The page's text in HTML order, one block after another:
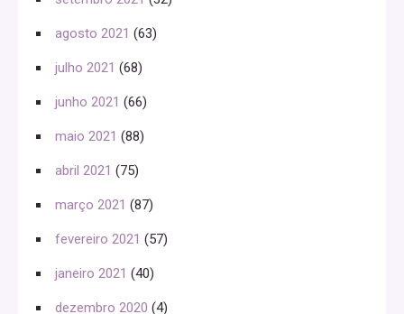
agosto 2021 (63)
julho 2021 (68)
junho 2021 (66)
maio 2021 (88)
abril 2021 (75)
março 2021 (87)
fevereiro 2021 (57)
janeiro 2021 (40)
dezembro 2020 (4)